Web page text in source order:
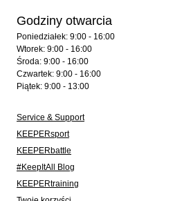
Godziny otwarcia
Poniedziałek: 9:00 - 16:00
Wtorek: 9:00 - 16:00
Środa: 9:00 - 16:00
Czwartek: 9:00 - 16:00
Piątek: 9:00 - 13:00
Service & Support
KEEPERsport
KEEPERbattle
#KeepItAll Blog
KEEPERtraining